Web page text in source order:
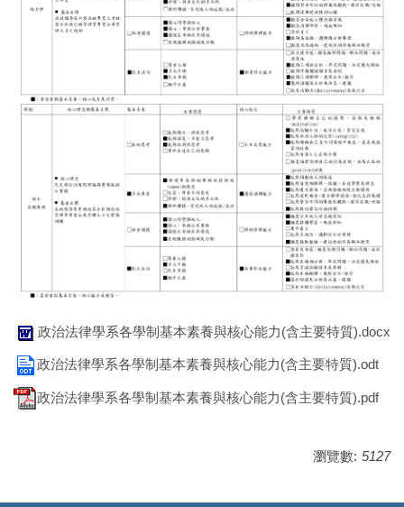
政治法律學系各學制基本素養與核心能力(含主要特質).docx
政治法律學系各學制基本素養與核心能力(含主要特質).odt
政治法律學系各學制基本素養與核心能力(含主要特質).pdf
瀏覽數: 5127